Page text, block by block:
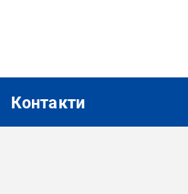
Контакти